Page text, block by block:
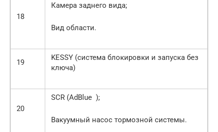
18
Камера заднего вида;
Вид области.
19
KESSY (система блокировки и запуска без
ключа)
20
SCR (AdBlue );
Вакуумный насос тормозной системы.